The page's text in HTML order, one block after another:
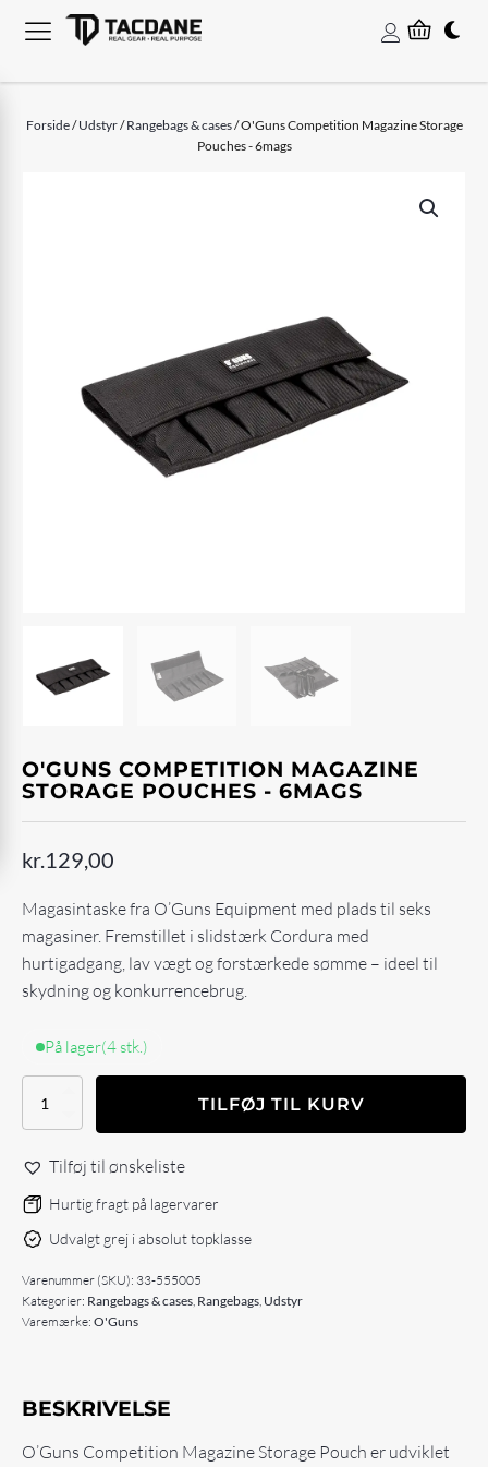
Forside/Udstyr/Rangebags & cases/ O'Guns Competition Magazine Storage
Pouches - 6mags
O'GUNS COMPETITION MAGAZINE
STORAGE POUCHES - 6MAGS
kr. 129,00
Magasintaske fra O’Guns Equipment med plads til seks
magasiner. Fremstillet i slidstærk Cordura med
hurtigadgang, lav vægt og forstærkede sømme – ideel til
skydning og konkurrencebrug.
På lager(4 stk.)
O'Guns
Storage
Pouches
-
6mags
antal
TILFØJ TIL KURV
Tilføj til ønskeliste
Hurtig fragt på lagervarer
Udvalgt grej i absolut topklasse
Varenummer (SKU): 33-555005
Kategorier: Rangebags & cases, Rangebags, Udstyr
Varemærke: O'Guns
BESKRIVELSE
O’Guns Competition Magazine Storage Pouch er udviklet